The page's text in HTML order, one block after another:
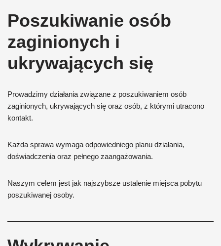
Poszukiwanie osób
zaginionych i
ukrywających się
Prowadzimy działania związane z poszukiwaniem osób
zaginionych, ukrywających się oraz osób, z którymi utracono
kontakt.
Każda sprawa wymaga odpowiedniego planu działania,
doświadczenia oraz pełnego zaangażowania.
Naszym celem jest jak najszybsze ustalenie miejsca pobytu
poszukiwanej osoby.